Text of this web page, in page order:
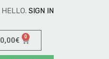
HELLO. SIGN IN
0,00€ 0